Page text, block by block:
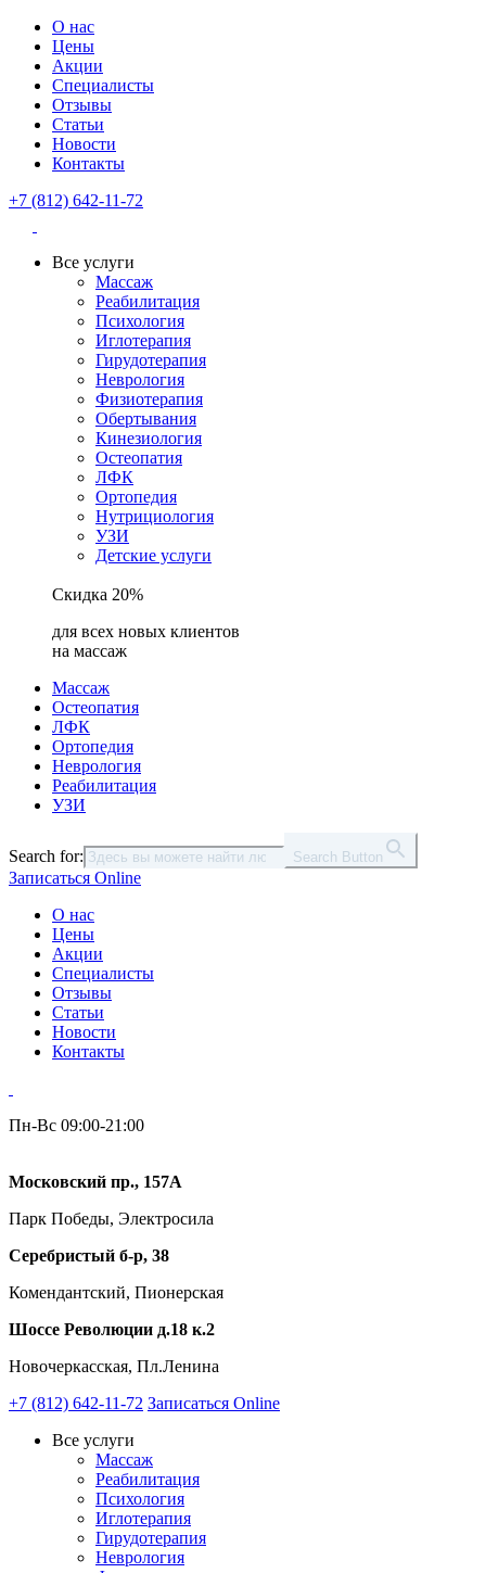
О нас
Цены
Акции
Специалисты
Отзывы
Статьи
Новости
Контакты
+7 (812) 642-11-72
Все услуги
Массаж
Реабилитация
Психология
Иглотерапия
Гирудотерапия
Неврология
Физиотерапия
Обертывания
Кинезиология
Остеопатия
ЛФК
Ортопедия
Нутрициология
УЗИ
Детские услуги
Скидка 20%
для всех новых клиентов
на массаж
Массаж
Остеопатия
ЛФК
Ортопедия
Неврология
Реабилитация
УЗИ
Search for: Search Button
Записаться Online
О нас
Цены
Акции
Специалисты
Отзывы
Статьи
Новости
Контакты
Пн-Вс 09:00-21:00
Московский пр., 157А
Парк Победы, Электросила
Серебристый б-р, 38
Комендантский, Пионерская
Шоссе Революции д.18 к.2
Новочеркасская, Пл.Ленина
+7 (812) 642-11-72 Записаться Online
Все услуги
Массаж
Реабилитация
Психология
Иглотерапия
Гирудотерапия
Неврология